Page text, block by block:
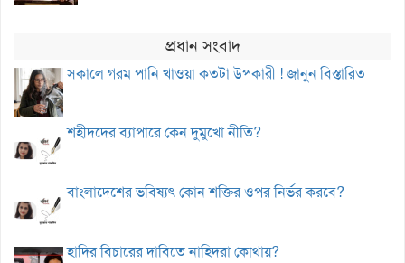
প্রধান সংবাদ
সকালে গরম পানি খাওয়া কতটা উপকারী ! জানুন বিস্তারিত
শহীদদের ব্যাপারে কেন দুমুখো নীতি?
বাংলাদেশের ভবিষ্যৎ কোন শক্তির ওপর নির্ভর করবে?
হাদির বিচারের দাবিতে নাহিদরা কোথায়?